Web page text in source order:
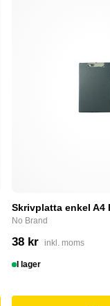
Skrivplatta enkel A4
No Brand
38 kr inkl. moms
I lager